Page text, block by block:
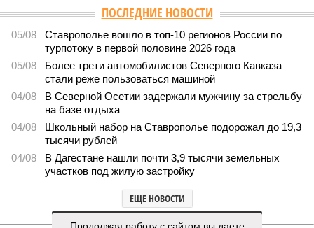
ПОСЛЕДНИЕ НОВОСТИ
05/08
Ставрополье вошло в топ-10 регионов России по
турпотоку в первой половине 2026 года
05/08
Более трети автомобилистов Северного Кавказа
стали реже пользоваться машиной
04/08
В Северной Осетии задержали мужчину за стрельбу
на базе отдыха
04/08
Школьный набор на Ставрополье подорожал до 19,3
тысячи рублей
04/08
В Дагестане нашли почти 3,9 тысячи земельных
участков под жилую застройку
ЕЩЕ НОВОСТИ
Продолжая работу с сайтом вы даете